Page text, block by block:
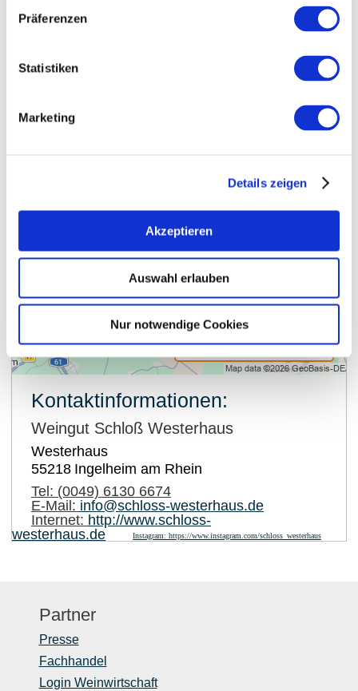
Präferenzen
Statistiken
Marketing
Details zeigen
Akzeptieren
Auswahl erlauben
Nur notwendige Cookies
auf Karte anzeigen
Kontaktinformationen:
Weingut Schloß Westerhaus
Westerhaus
55218 Ingelheim am Rhein
Tel: (0049) 6130 6674
E-Mail: info@schloss-westerhaus.de
Internet: http://www.schloss-
westerhaus.de
Instagram: https://www.instagram.com/schloss_westerhaus
Partner
Presse
Fachhandel
Login Weinwirtschaft